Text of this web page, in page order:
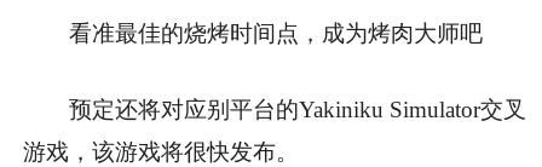
看准最佳的烧烤时间点，成为烤肉大师吧
预定还将对应别平台的Yakiniku Simulator交叉
游戏，该游戏将很快发布。